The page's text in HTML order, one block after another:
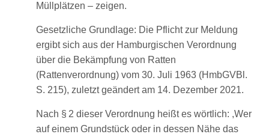
Müllplätzen – zeigen.
Gesetzliche Grundlage: Die Pflicht zur Meldung
ergibt sich aus der Hamburgischen Verordnung
über die Bekämpfung von Ratten
(Rattenverordnung) vom 30. Juli 1963 (HmbGVBl.
S. 215), zuletzt geändert am 14. Dezember 2021.
Nach § 2 dieser Verordnung heißt es wörtlich: ,Wer
auf einem Grundstück oder in dessen Nähe das